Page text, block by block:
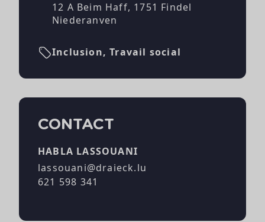
12 A Beim Haff, 1751 Findel
Niederanven
Inclusion, Travail social
CONTACT
HABLA LASSOUANI
lassouani@draieck.lu
621 598 341